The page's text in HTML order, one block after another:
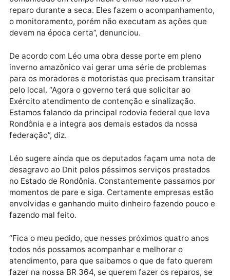
O parlamentar falou também da interdição, a partir
hoje, da ponte sobre o rio Riozinho, localizado na BR
364 no km 226, no município de Cacoal. “Essa
demonstração da ineficiência e da incompetência
atreladas a corrupção que são os males que
prejudicam o nosso país. Eles não passaram
comunicado em tempo hábil e ainda não fazem o
reparo durante a seca. Eles fazem o
o monitoramento, porém não executam as ações que
devem na época certa”, denunciou.
De acordo com Léo uma obra desse porte em pleno
inverno amazônico vai gerar uma série de problemas
para os moradores e motoristas que precisam
pelo local. “Agora o governo terá que solicitar ao
Exército atendimento de contenção e sinalização.
Estamos falando da principal rodovia federal que
Rondônia e a integra aos demais estados da nossa
federação”, diz.
Léo sugere ainda que os deputados façam uma nota